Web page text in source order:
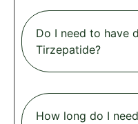
Do I need to have
Tirzepatide?
How long do I